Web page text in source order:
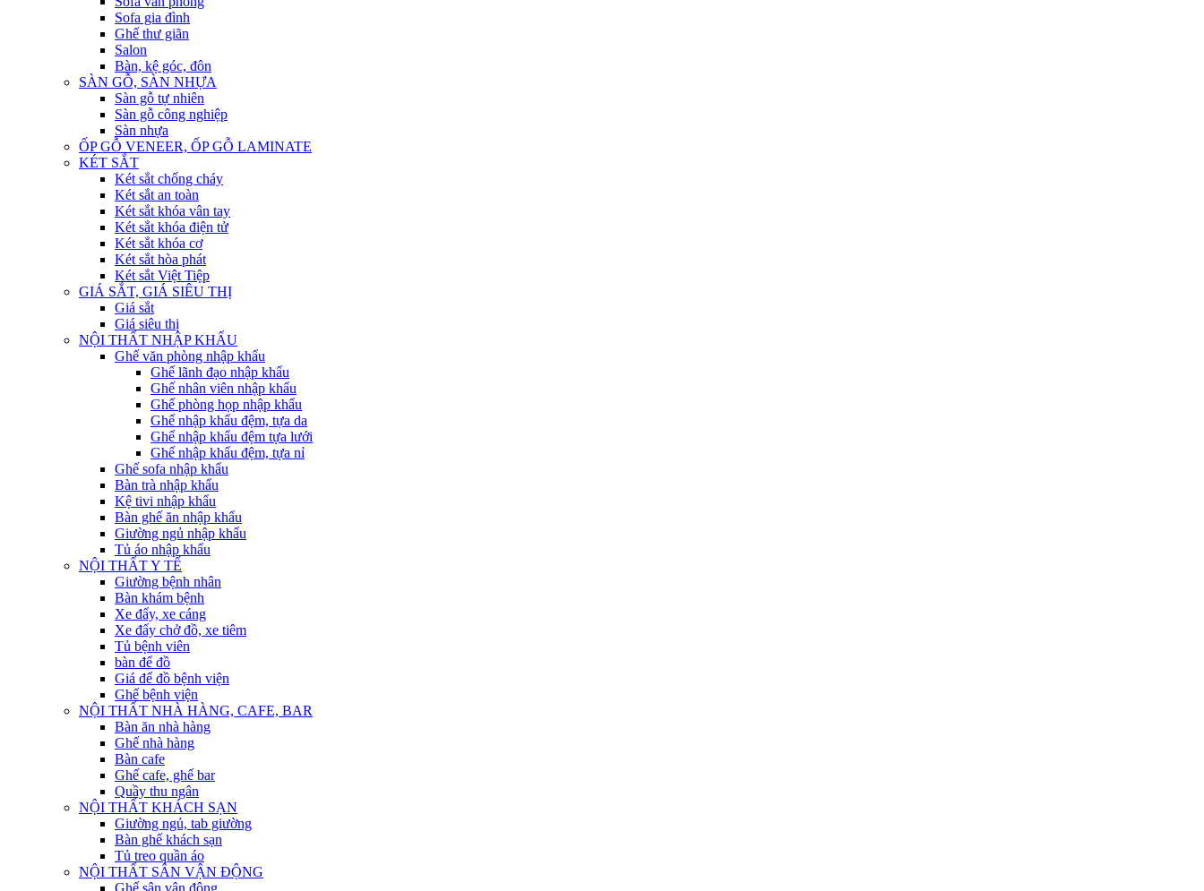
Sofa gia đình
Ghế thư giãn
Salon
Bàn, kệ góc, đôn
SÀN GỖ, SÀN NHỰA
Sàn gỗ tự nhiên
Sàn gỗ công nghiệp
Sàn nhựa
ỐP GỖ VENEER, ỐP GỖ LAMINATE
KÉT SẮT
Két sắt chống cháy
Két sắt an toàn
Két sắt khóa vân tay
Két sắt khóa điện tử
Két sắt khóa cơ
Két sắt hòa phát
Két sắt Việt Tiệp
GIÁ SẮT, GIÁ SIÊU THỊ
Giá sắt
Giá siêu thị
NỘI THẤT NHẬP KHẨU
Ghế văn phòng nhập khẩu
Ghế lãnh đạo nhập khẩu
Ghế nhân viên nhập khẩu
Ghế phòng họp nhập khẩu
Ghế nhập khẩu đệm, tựa da
Ghế nhập khẩu đệm tựa lưới
Ghế nhập khẩu đệm, tựa nỉ
Ghế sofa nhập khẩu
Bàn trà nhập khẩu
Kệ tivi nhập khẩu
Bàn ghế ăn nhập khẩu
Giường ngủ nhập khẩu
Tủ áo nhập khẩu
NỘI THẤT Y TẾ
Giường bệnh nhân
Bàn khám bệnh
Xe đẩy, xe cáng
Xe đẩy chở đồ, xe tiêm
Tủ bệnh viên
bàn để đồ
Giá để đồ bệnh viện
Ghế bệnh viện
NỘI THẤT NHÀ HÀNG, CAFE, BAR
Bàn ăn nhà hàng
Ghế nhà hàng
Bàn cafe
Ghế cafe, ghế bar
Quầy thu ngân
NỘI THẤT KHÁCH SẠN
Giường ngủ, tab giường
Bàn ghế khách sạn
Tủ treo quần áo
NỘI THẤT SÂN VẬN ĐỘNG
Ghế sân vận động